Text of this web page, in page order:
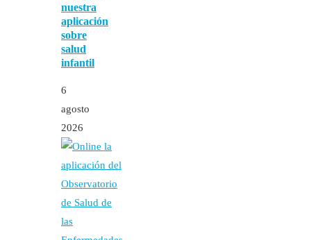
nuestra
aplicación
sobre
salud
infantil
6
agosto
2026